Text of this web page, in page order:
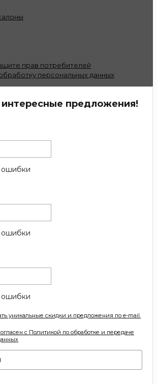
прав потребителей
персональных данных
интересные предложения!
ошибки
ошибки
ошибки
уникальные скидки и предложения по e-mail.
с Политикой по обработке и передаче